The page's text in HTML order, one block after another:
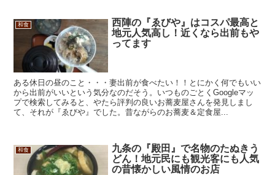
和食
西陣の『ゑびや』はコスパ最高と
地元人気高し！近くなら出前もや
ってます
ある休日の昼のこと・・・妻出前が食べたい！！とにかく何でもいい
から出前がいいという気分なのだそう。いつものごとくGoogleマッ
プで検索してみると、やたら評判の良いお蕎麦屋さんを発見しまし
て、それが『ゑびや』でした。昔ながらのお蕎麦＆定食屋...
和食
九条の『殿田』で名物のたぬきう
どん！地元民にも観光客にも人気
の昔懐かしい風情のお店